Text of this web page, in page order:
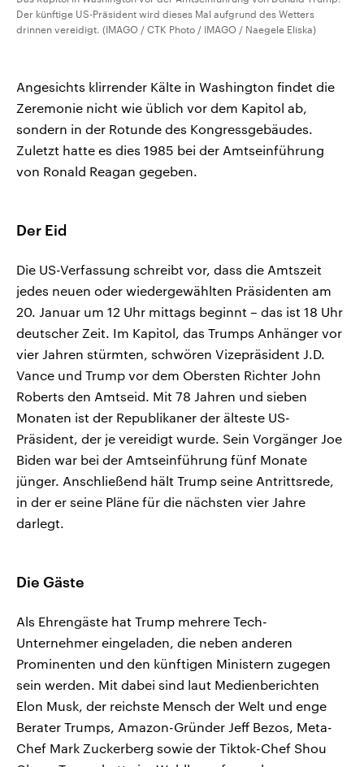
Der künftige US-Präsident wird dieses Mal aufgrund des Wetters
drinnen vereidigt. (IMAGO / CTK Photo / IMAGO / Naegele Eliska)
Angesichts klirrender Kälte in Washington findet die
Zeremonie nicht wie üblich vor dem Kapitol ab,
sondern in der Rotunde des Kongressgebäudes.
Zuletzt hatte es dies 1985 bei der Amtseinführung
von Ronald Reagan gegeben.
Der Eid
Die US-Verfassung schreibt vor, dass die Amtszeit
jedes neuen oder wiedergewählten Präsidenten am
20. Januar um 12 Uhr mittags beginnt – das ist 18 Uhr
deutscher Zeit. Im Kapitol, das Trumps Anhänger vor
vier Jahren stürmten, schwören Vizepräsident J.D.
Vance und Trump vor dem Obersten Richter John
Roberts den Amtseid. Mit 78 Jahren und sieben
Monaten ist der Republikaner der älteste US-
Präsident, der je vereidigt wurde. Sein Vorgänger Joe
Biden war bei der Amtseinführung fünf Monate
jünger. Anschließend hält Trump seine Antrittsrede,
in der er seine Pläne für die nächsten vier Jahre
darlegt.
Die Gäste
Als Ehrengäste hat Trump mehrere Tech-
Unternehmer eingeladen, die neben anderen
Prominenten und den künftigen Ministern zugegen
sein werden. Mit dabei sind laut Medienberichten
Elon Musk, der reichste Mensch der Welt und enge
Berater Trumps, Amazon-Gründer Jeff Bezos, Meta-
Chef Mark Zuckerberg sowie der Tiktok-Chef Shou